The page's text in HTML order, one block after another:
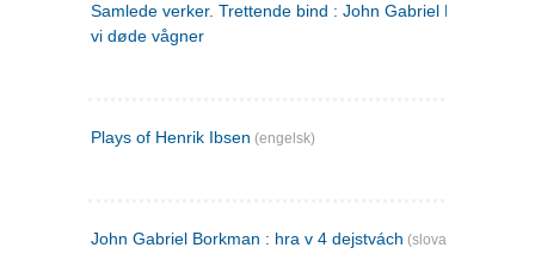
Samlede verker. Trettende bind : John Gabriel Borkman ;
vi døde vågner
Plays of Henrik Ibsen (engelsk)
John Gabriel Borkman : hra v 4 dejstvách (slovakisk)